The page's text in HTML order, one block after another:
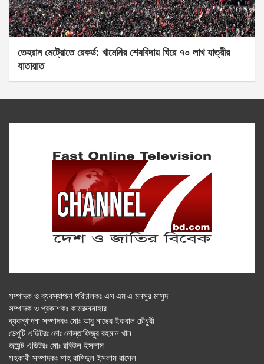
তেহরান মেট্রোতে রেকর্ড: খামেনির শেষবিদায় ঘিরে ৭০ লাখ যাত্রীর
যাতায়াত
সম্পাদক ও ব্যবস্থাপনা পরিচালকঃ এস.এম.এ মনসুর মাসুদ
সম্পাদক ও প্রকাশকঃ কামরুননাহার
ব্যবস্থাপনা সম্পাদকঃ মোঃ আবু নাছের ইকবাল চৌধুরী
ডেপুটি এডিটরঃ মোঃ মোস্তাফিজুর রহমান খান
জয়েন্ট এডিটরঃ মোঃ রবিউল ইসলাম
সহকারী সম্পাদকঃ শাহ রাশিদুল ইসলাম রাসেল